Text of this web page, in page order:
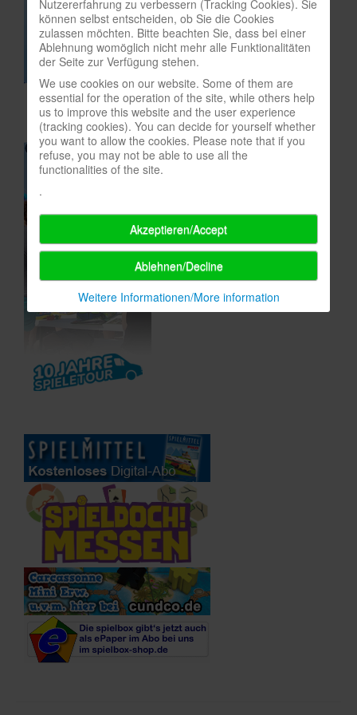
In eigener Sache-On our own behalf
Archivierte Meldungen-News archive
Nutzererfahrung zu verbessern (Tracking Cookies). Sie
können selbst entscheiden, ob Sie die Cookies
zulassen möchten. Bitte beachten Sie, dass bei einer
Ablehnung womöglich nicht mehr alle Funktionalitäten
der Seite zur Verfügung stehen.
We use cookies on our website. Some of them are
essential for the operation of the site, while others help
us to improve this website and the user experience
(tracking cookies). You can decide for yourself whether
you want to allow the cookies. Please note that if you
refuse, you may not be able to use all the
functionalities of the site.
.
Akzeptieren/Accept
Ablehnen/Decline
Weitere Informationen/More information